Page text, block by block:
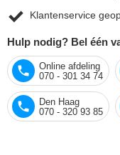
Klantenservice
Hulp nodig? Bel één
Online afdeling
070 - 301 34 74
Den Haag
070 - 320 93 85